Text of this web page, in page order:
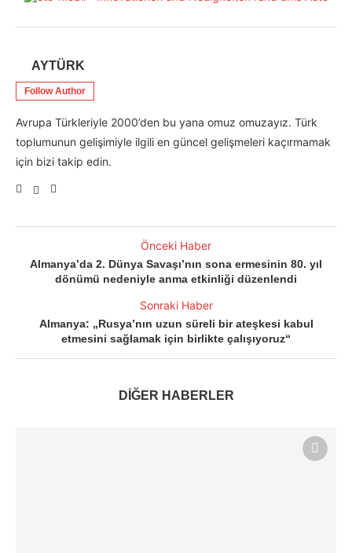
AYTÜRK
Follow Author
Avrupa Türkleriyle 2000’den bu yana omuz omuzayız. Türk
toplumunun gelişimiyle ilgili en güncel gelişmeleri kaçırmamak
için bizi takip edin.
Önceki Haber
Almanya’da 2. Dünya Savaşı’nın sona ermesinin 80. yıl
dönümü nedeniyle anma etkinliği düzenlendi
Sonraki Haber
Almanya: „Rusya’nın uzun süreli bir ateşkesi kabul
etmesini sağlamak için birlikte çalışıyoruz“
DİĞER HABERLER